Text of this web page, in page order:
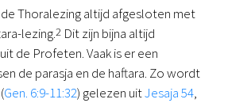
Thoralezing altijd afgesloten met
lezing.2Dit zijn bijna altijd
de Profeten. Vaak is er een
de parasja en de haftara. Zo wordt
Gen. 6:9-11:32) gelezen uitJesaja 54,